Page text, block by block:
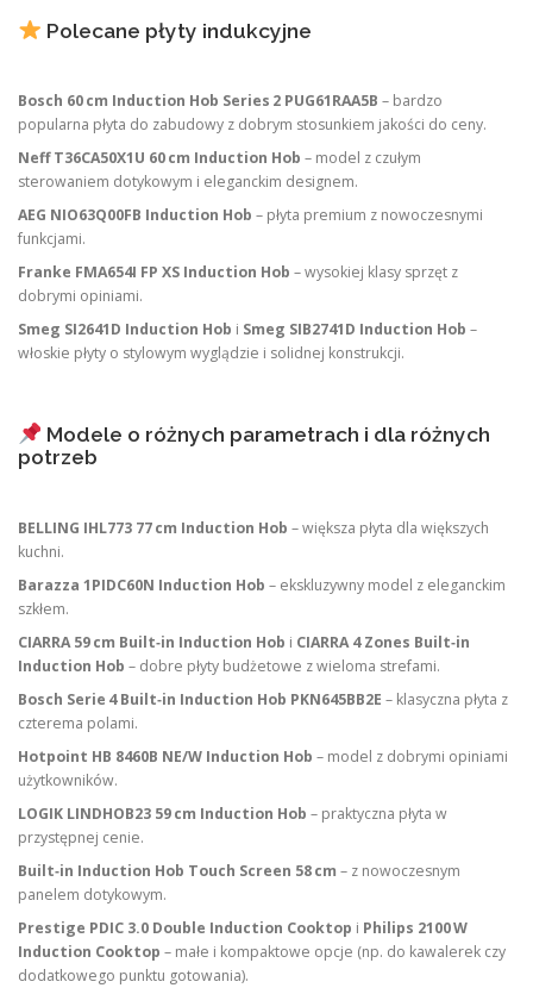
Polecane płyty indukcyjne
Bosch 60 cm Induction Hob Series 2 PUG61RAA5B – bardzo
popularna płyta do zabudowy z dobrym stosunkiem jakości do ceny.
Neff T36CA50X1U 60 cm Induction Hob – model z czułym
sterowaniem dotykowym i eleganckim designem.
AEG NIO63Q00FB Induction Hob – płyta premium z nowoczesnymi
funkcjami.
Franke FMA654I FP XS Induction Hob – wysokiej klasy sprzęt z
dobrymi opiniami.
Smeg SI2641D Induction Hob i Smeg SIB2741D Induction Hob –
włoskie płyty o stylowym wyglądzie i solidnej konstrukcji.
Modele o różnych parametrach i dla różnych
potrzeb
BELLING IHL773 77 cm Induction Hob – większa płyta dla większych
kuchni.
Barazza 1PIDC60N Induction Hob – ekskluzywny model z eleganckim
szkłem.
CIARRA 59 cm Built‑in Induction Hob i CIARRA 4 Zones Built‑in
Induction Hob – dobre płyty budżetowe z wieloma strefami.
Bosch Serie 4 Built‑in Induction Hob PKN645BB2E – klasyczna płyta z
czterema polami.
Hotpoint HB 8460B NE/W Induction Hob – model z dobrymi opiniami
użytkowników.
LOGIK LINDHOB23 59 cm Induction Hob – praktyczna płyta w
przystępnej cenie.
Built‑in Induction Hob Touch Screen 58 cm – z nowoczesnym
panelem dotykowym.
Prestige PDIC 3.0 Double Induction Cooktop i Philips 2100 W
Induction Cooktop – małe i kompaktowe opcje (np. do kawalerek czy
dodatkowego punktu gotowania).